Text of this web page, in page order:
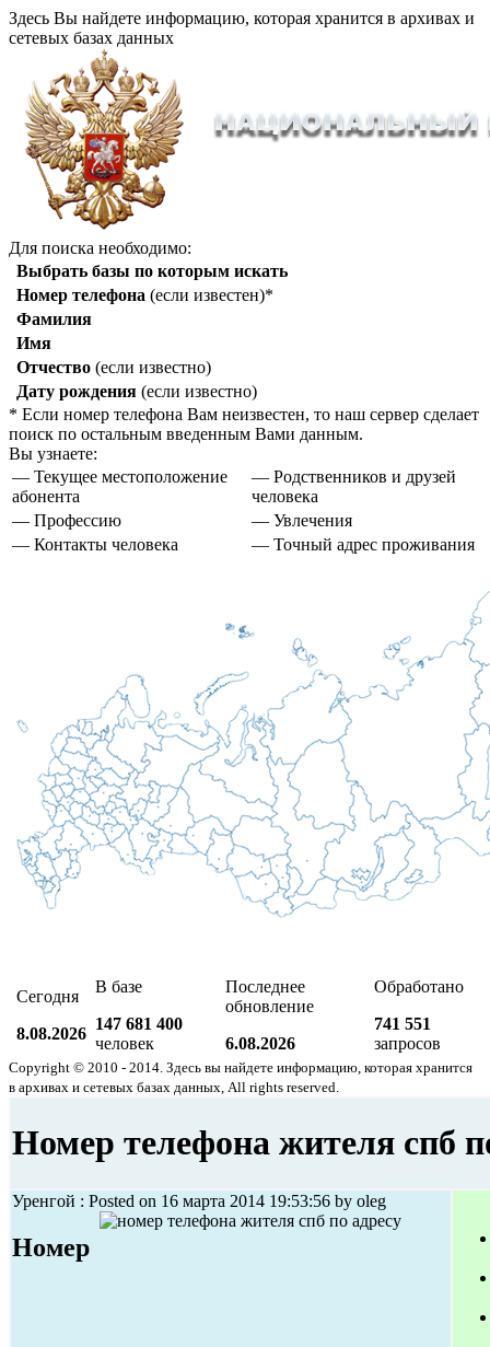
Здесь Вы найдете информацию, которая хранится в архивах и
сетевых базах данных
Для поиска необходимо:
Выбрать базы по которым искать
Номер телефона (если известен)*
Фамилия
Имя
Отчество (если известно)
Дату рождения (если известно)
* Если номер телефона Вам неизвестен, то наш сервер сделает
поиск по остальным введенным Вами данным.
Вы узнаете:
— Текущее местоположение
абонента
— Родственников и друзей
человека
— Профессию
— Увлечения
— Контакты человека
— Точный адрес проживания
Сегодня
8.08.2026
В базе
147 681 400
человек
Последнее
обновление
6.08.2026
Обработано
741 551
запросов
Copyright © 2010 - 2014. Здесь вы найдете информацию, которая хранится
в архивах и сетевых базах данных, All rights reserved.
Номер телефона жителя спб
Уренгой : Posted on 16 марта 2014 19:53:56 by oleg
Номер